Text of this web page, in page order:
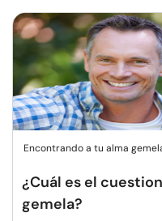
Encontrando a tu alma
¿Cuál es el
gemela?